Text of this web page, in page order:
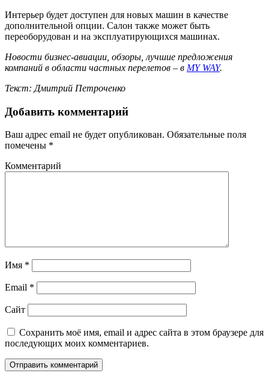
Интерьер будет доступен для новых машин в качестве
дополнительной опции. Салон также может быть
переоборудован и на эксплуатирующихся машинах.
Новости бизнес-авиации, обзоры, лучшие предложения
компаний в области частных перелетов – в MY WAY.
Текст: Дмитрий Петроченко
Добавить комментарий
Ваш адрес email не будет опубликован. Обязательные поля
помечены *
Комментарий
Имя *
Email *
Сайт
Сохранить моё имя, email и адрес сайта в этом браузере для
последующих моих комментариев.